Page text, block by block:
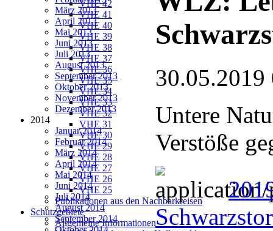
VHE 42
VHE 41
VHE 40
VHE 39
VHE 38
VHE 37
VHE 36
VHE 35
VHE 34
VHE 33
VHE 32
VHE 31
VHE 30
VHE 29
VHE 28
VHE 27
VHE 26
VHE 25
Publikationen aus den Nachbarkreisen
Schutzgebiete
Allgemeine Informationen
März 2013
April 2013
Mai 2013
Juni 2013
Juli 2013
August 2013
September 2013
Oktober 2013
November 2013
Dezember 2013
2014
Januar 2014
Februar 2014
März 2014
April 2014
Mai 2014
Juni 2014
Juli 2014
August 2014
September 2014
30.05.2019
Untere
Verstöße